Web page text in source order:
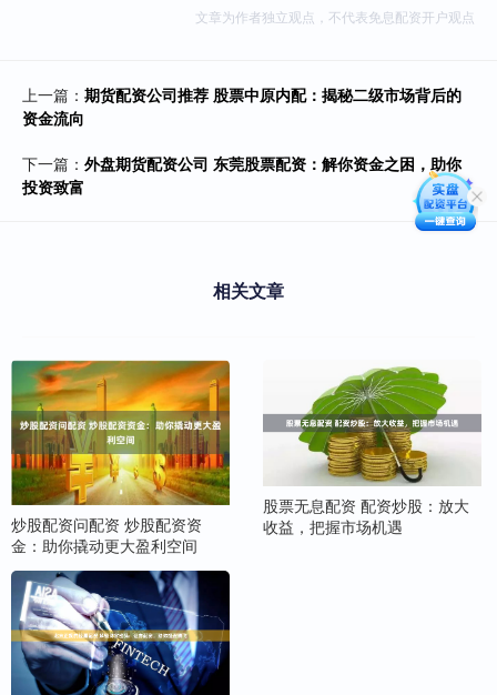
文章为作者独立观点，不代表免息配资开户观点
上一篇： 期货配资公司推荐 股票中原内配：揭秘二级市场背后的
资金流向
下一篇： 外盘期货配资公司 东莞股票配资：解你资金之困，助你
投资致富
相关文章
炒股配资问配资 炒股配资资
金：助你撬动更大盈利空间
股票无息配资 配资炒股：放大
收益，把握市场机遇